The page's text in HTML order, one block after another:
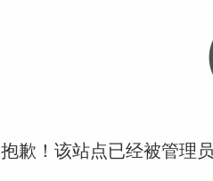
抱歉！该站点已经被管理